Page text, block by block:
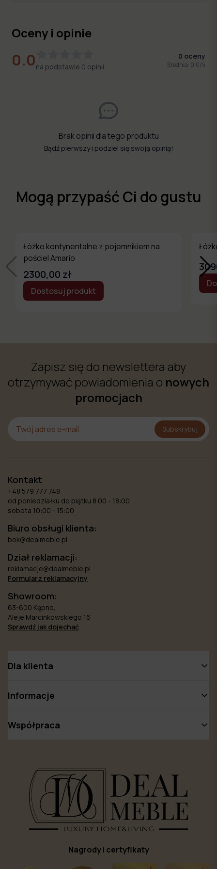
Oceny i opinie
0.0na podstawie 0 opinii
0 oceny
Średnia: 0.0/5
Brak opinii dla tego produktu
Bądź pierwszy i podziel się swoją opinią!
Mogą przypaść Ci do gustu
Łóżko kontynentalne z pojemnikiem na
pościel Amario
2300,00 zł
Dostosuj produkt
Zapisz się do newslettera aby
otrzymywać powiadomienia o nowych
promocjach
Subskrybuj
Kontakt
+48 579 777 748
od poniedziałku do piątku 8.00 - 18:00
sobota 10:00 - 15:00
Biuro obsługi klienta:
bok@dealmeble.pl
Dział reklamacji:
reklamacje@dealmeble.pl
Formularz reklamacyjny
Showroom:
63-600 Kępno,
Aleje Marcinkowskiego 16
Sprawdź jak dojechać
Dla klienta
Informacje
Współpraca
Nagrody i certyfikaty